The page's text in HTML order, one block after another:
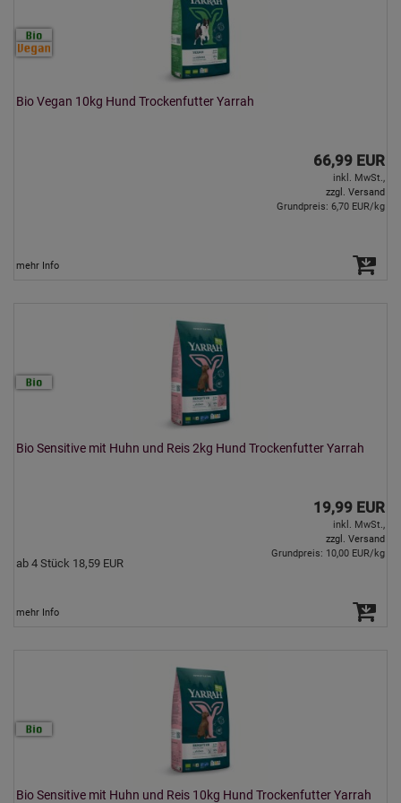
Bio Vegan 10kg Hund Trockenfutter Yarrah
66,99 EUR
inkl. MwSt.,
zzgl. Versand
Grundpreis: 6,70 EUR/kg
mehr Info
Bio Sensitive mit Huhn und Reis 2kg Hund Trockenfutter Yarrah
19,99 EUR
inkl. MwSt.,
zzgl. Versand
ab 4 Stück 18,59 EUR
Grundpreis: 10,00 EUR/kg
mehr Info
Bio Sensitive mit Huhn und Reis 10kg Hund Trockenfutter Yarrah